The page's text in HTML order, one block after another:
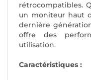
rétrocompatibles.
un moniteur haut
dernière
offre des
utilisation.
Caractéristiques :